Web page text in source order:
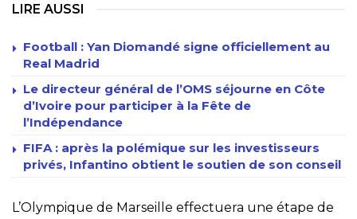
LIRE AUSSI
Football : Yan Diomandé signe officiellement au
Real Madrid
Le directeur général de l’OMS séjourne en Côte
d’Ivoire pour participer à la Fête de
l’Indépendance
FIFA : après la polémique sur les investisseurs
privés, Infantino obtient le soutien de son conseil
L’Olympique de Marseille effectuera une étape de